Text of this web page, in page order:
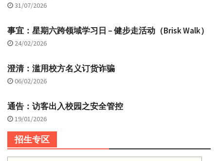
31/07/2026
事宜：星期六跨领域学习日 – 健步走活动（Brisk Walk）
24/02/2026
澄清：滥用校方名义订货诈骗
06/02/2026
通告：访客出入校园之安全管控
19/01/2026
招生专区